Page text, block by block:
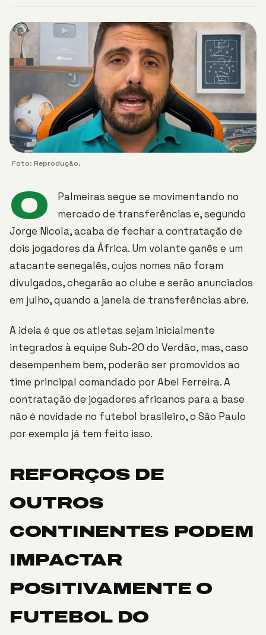
Foto: Reprodução.
O
Palmeiras segue se movimentando no
mercado de transferências e, segundo
Jorge Nicola, acaba de fechar a contratação de
dois jogadores da África. Um volante ganês e um
atacante senegalês, cujos nomes não foram
divulgados, chegarão ao clube e serão anunciados
em julho, quando a janela de transferências abre.
A ideia é que os atletas sejam inicialmente
integrados à equipe Sub-20 do Verdão, mas, caso
desempenhem bem, poderão ser promovidos ao
time principal comandado por Abel Ferreira. A
contratação de jogadores africanos para a base
não é novidade no futebol brasileiro, o São Paulo
por exemplo já tem feito isso.
REFORÇOS DE
OUTROS
CONTINENTES PODEM
IMPACTAR
POSITIVAMENTE O
FUTEBOL DO